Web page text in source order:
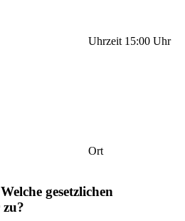
Uhrzeit 15:00 Uhr
Ort
gesetzlichen